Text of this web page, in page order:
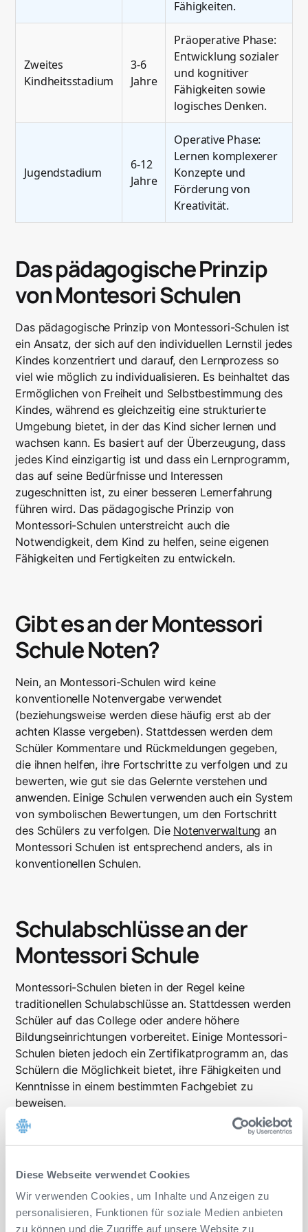
Diese Webseite verwendet Cookies
Wir verwenden Cookies, um Inhalte und Anzeigen zu
personalisieren, Funktionen für soziale Medien anbieten
zu können und die Zugriffe auf unsere Website zu
Fähigkeiten.
Zweites
Kindheitsstadium
3-6
Jahre
Präoperative Phase:
Entwicklung sozialer
und kognitiver
Fähigkeiten sowie
logisches Denken.
Jugendstadium
6-12
Jahre
Operative Phase:
Lernen komplexerer
Konzepte und
Förderung von
Kreativität.
Das pädagogische Prinzip
von Montesori Schulen
Das pädagogische Prinzip von Montessori-Schulen ist
ein Ansatz, der sich auf den individuellen Lernstil jedes
Kindes konzentriert und darauf, den Lernprozess so
viel wie möglich zu individualisieren. Es beinhaltet das
Ermöglichen von Freiheit und Selbstbestimmung des
Kindes, während es gleichzeitig eine strukturierte
Umgebung bietet, in der das Kind sicher lernen und
wachsen kann. Es basiert auf der Überzeugung, dass
jedes Kind einzigartig ist und dass ein Lernprogramm,
das auf seine Bedürfnisse und Interessen
zugeschnitten ist, zu einer besseren Lernerfahrung
führen wird. Das pädagogische Prinzip von
Montessori-Schulen unterstreicht auch die
Notwendigkeit, dem Kind zu helfen, seine eigenen
Fähigkeiten und Fertigkeiten zu entwickeln.
Gibt es an der Montessori
Schule Noten?
Nein, an Montessori-Schulen wird keine
konventionelle Notenvergabe verwendet
(beziehungsweise werden diese häufig erst ab der
achten Klasse vergeben). Stattdessen werden dem
Schüler Kommentare und Rückmeldungen gegeben,
die ihnen helfen, ihre Fortschritte zu verfolgen und zu
bewerten, wie gut sie das Gelernte verstehen und
anwenden. Einige Schulen verwenden auch ein System
von symbolischen Bewertungen, um den Fortschritt
des Schülers zu verfolgen. Die Notenverwaltung an
Montessori Schulen ist entsprechend anders, als in
konventionellen Schulen.
Schulabschlüsse an der
Montessori Schule
Montessori-Schulen bieten in der Regel keine
traditionellen Schulabschlüsse an. Stattdessen werden
Schüler auf das College oder andere höhere
Bildungseinrichtungen vorbereitet. Einige Montessori-
Schulen bieten jedoch ein Zertifikatprogramm an, das
Schülern die Möglichkeit bietet, ihre Fähigkeiten und
Kenntnisse in einem bestimmten Fachgebiet zu
beweisen.
Die Kosten einer Montessori-Schule hängen in der
Regel von der Art der Schule und ihrem Standort ab.